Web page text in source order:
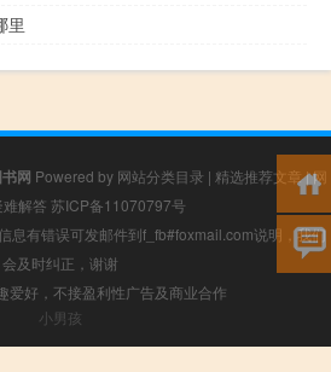
里
网 Powered by 网站分类目录 | 精选推荐文章|网
难解答 苏ICP备11070797号
息有错误可发邮件到f_fb#foxmail.com说明，我们
会及时纠正，谢谢
爱好，不接盈利性广告及商业合作
小男孩